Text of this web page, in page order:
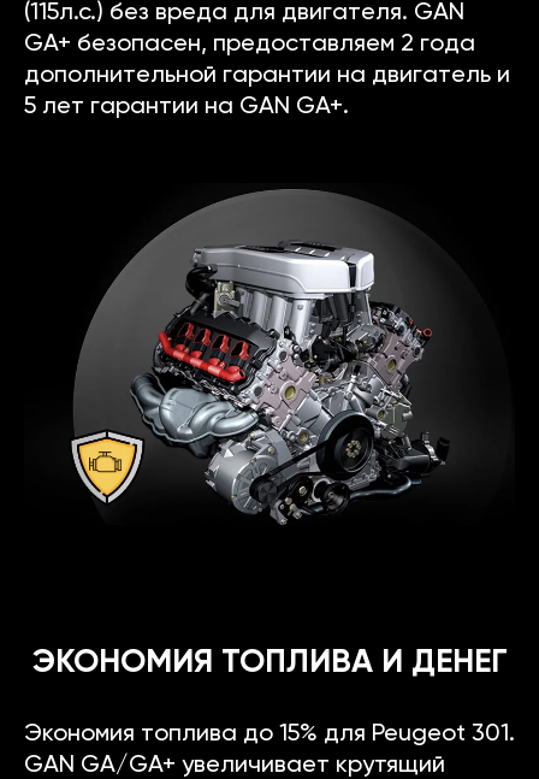
(115л.с.) без вреда для двигателя. GAN
GA+ безопасен, предоставляем 2 года
дополнительной гарантии на двигатель и
5 лет гарантии на GAN GA+.
ЭКОНОМИЯ ТОПЛИВА И ДЕНЕГ
Экономия топлива до 15% для Peugeot 301.
GAN GA/GA+ увеличивает крутящий